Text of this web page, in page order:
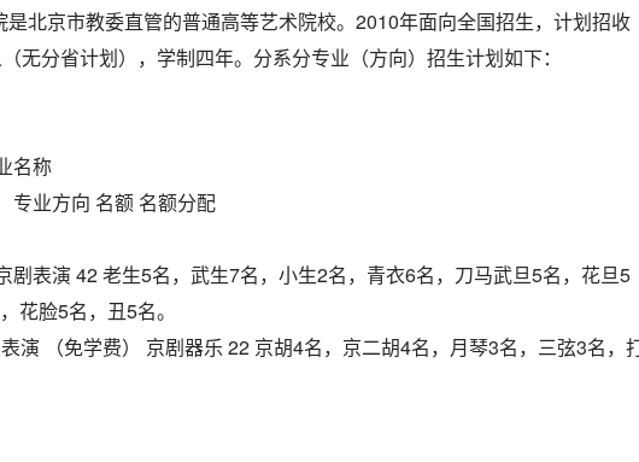
是北京市教委直管的普通高等艺术院校。2010年面向全国招生，计划招收
无分省计划），学制四年。分系分专业（方向）招生计划如下：
名称
专业方向 名额 名额分配
剧表演 42 老生5名，武生7名，小生2名，青衣6名，刀马武旦5名，花旦5
花脸5名，丑5名。
演 （免学费） 京剧器乐 22 京胡4名，京二胡4名，月琴3名，三弦3名，